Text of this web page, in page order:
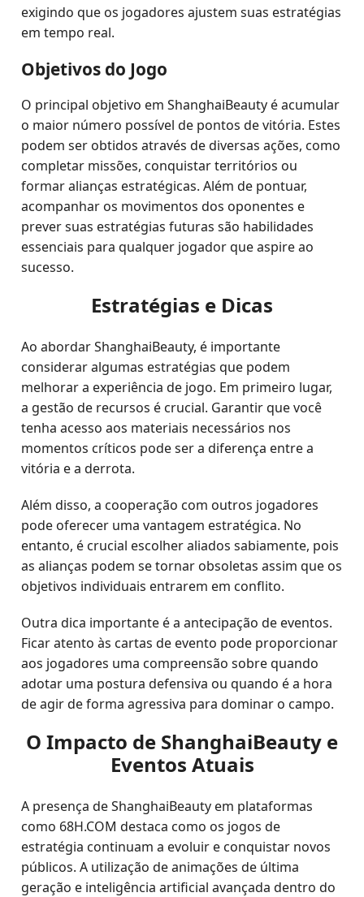
exigindo que os jogadores ajustem suas estratégias
em tempo real.
Objetivos do Jogo
O principal objetivo em ShanghaiBeauty é acumular
o maior número possível de pontos de vitória. Estes
podem ser obtidos através de diversas ações, como
completar missões, conquistar territórios ou
formar alianças estratégicas. Além de pontuar,
acompanhar os movimentos dos oponentes e
prever suas estratégias futuras são habilidades
essenciais para qualquer jogador que aspire ao
sucesso.
Estratégias e Dicas
Ao abordar ShanghaiBeauty, é importante
considerar algumas estratégias que podem
melhorar a experiência de jogo. Em primeiro lugar,
a gestão de recursos é crucial. Garantir que você
tenha acesso aos materiais necessários nos
momentos críticos pode ser a diferença entre a
vitória e a derrota.
Além disso, a cooperação com outros jogadores
pode oferecer uma vantagem estratégica. No
entanto, é crucial escolher aliados sabiamente, pois
as alianças podem se tornar obsoletas assim que os
objetivos individuais entrarem em conflito.
Outra dica importante é a antecipação de eventos.
Ficar atento às cartas de evento pode proporcionar
aos jogadores uma compreensão sobre quando
adotar uma postura defensiva ou quando é a hora
de agir de forma agressiva para dominar o campo.
O Impacto de ShanghaiBeauty e
Eventos Atuais
A presença de ShanghaiBeauty em plataformas
como 68H.COM destaca como os jogos de
estratégia continuam a evoluir e conquistar novos
públicos. A utilização de animações de última
geração e inteligência artificial avançada dentro do